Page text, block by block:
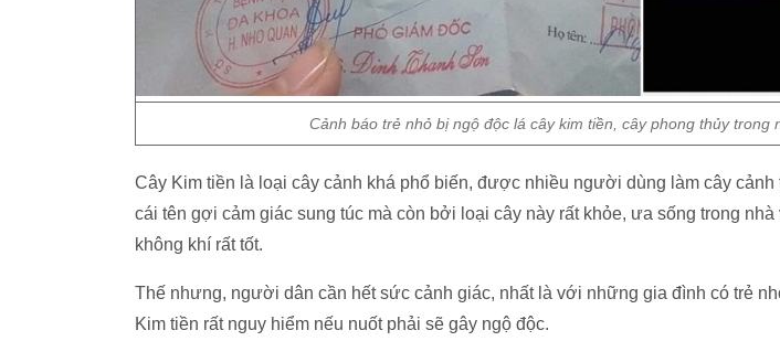
Cảnh báo trẻ nhỏ bị ngộ độc lá cây kim tiền, cây phong thủy trong
Cây Kim tiền là loại cây cảnh khá phổ biến, được nhiều người dùng làm cây
cái tên gợi cảm giác sung túc mà còn bởi loại cây này rất khỏe, ưa sống trong nhà
không khí rất tốt.
Thế nhưng, người dân cần hết sức cảnh giác, nhất là với những gia đình có trẻ
Kim tiền rất nguy hiểm nếu nuốt phải sẽ gây ngộ độc.